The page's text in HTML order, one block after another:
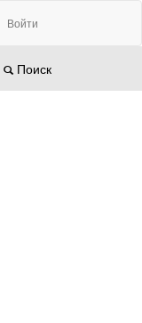
Войти
Поиск